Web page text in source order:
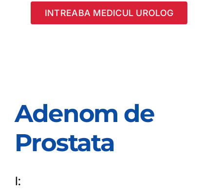
INTREABA MEDICUL UROLOG
Adenom de
Prostata
I: